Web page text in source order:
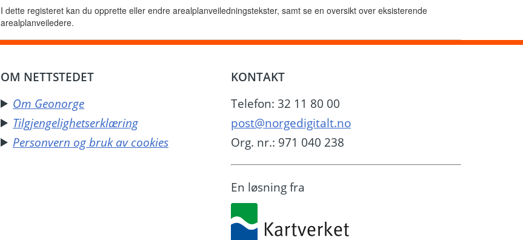
I dette registeret kan du opprette eller endre arealplanveiledningstekster, samt se en oversikt over eksisterende
arealplanveiledere.